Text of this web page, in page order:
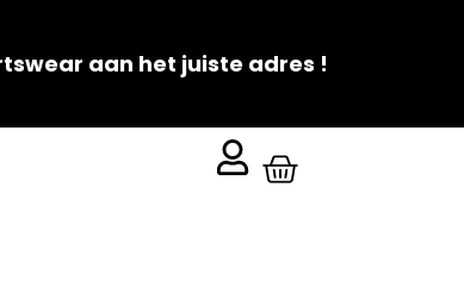
aan het juiste adres !